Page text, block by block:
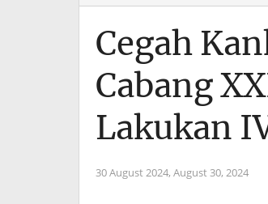
Cegah
Cabang
Lakukan
30 August 2024, August 30, 2024